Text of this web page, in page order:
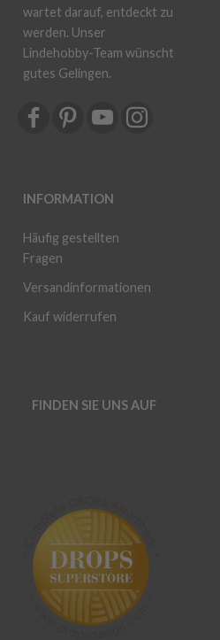
wartet darauf, entdeckt zu
werden. Unser
Lindehobby-Team wünscht
gutes Gelingen.
INFORMATION
Häufig gestellten
Fragen
Versandinformationen
Kauf widerrufen
FINDEN SIE UNS AUF